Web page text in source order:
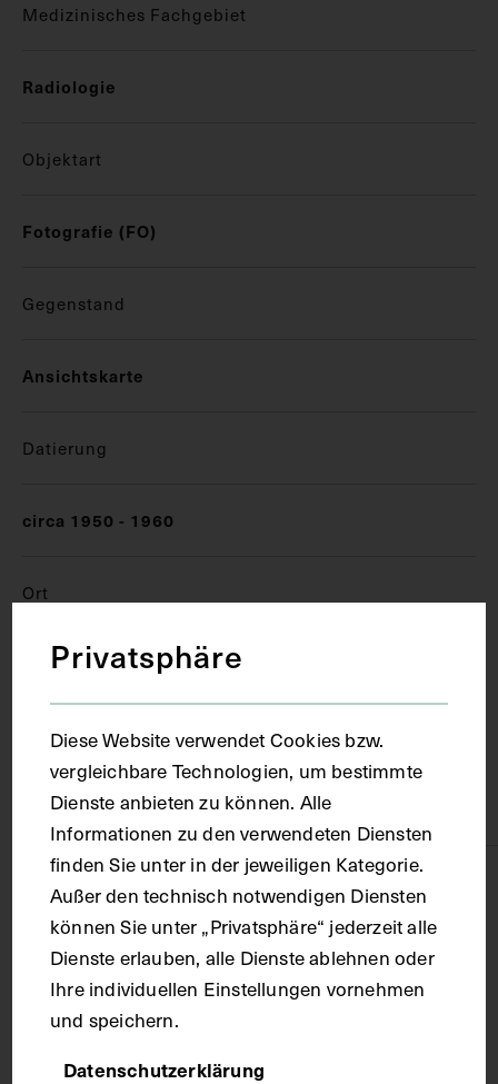
Medizinisches Fachgebiet
Radiologie
Objektart
Fotografie (FO)
Gegenstand
Ansichtskarte
Datierung
circa 1950 - 1960
Ort
Wien
Material
Papier
Fotografie
Maße
Privatsphäre
Diese Website verwendet Cookies bzw.
vergleichbare Technologien, um bestimmte
Dienste anbieten zu können. Alle
Informationen zu den verwendeten Diensten
finden Sie unter in der jeweiligen Kategorie.
Außer den technisch notwendigen Diensten
können Sie unter „Privatsphäre“ jederzeit alle
Dienste erlauben, alle Dienste ablehnen oder
Ihre individuellen Einstellungen vornehmen
und speichern.
Datenschutzerklärung